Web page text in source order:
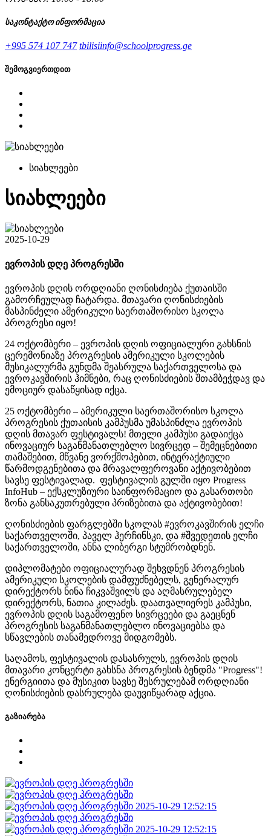
საკონტაქტო ინფორმაცია
+995 574 107 747 tbilisiinfo@schoolprogress.ge
შემოგვიერთდით
სიახლეები
სიახლეები
2025-10-29
ევროპის დღე პროგრესში
ევროპის დღის ორდღიანი ღონისძიება ქუთაისში
გამორჩეულად ჩატარდა. მთავარი ღონისძიების
მასპინძელი ამერიკული საერთაშორისო სკოლა
პროგრესი იყო!
24 ოქტომბერი – ევროპის დღის ოფიციალური გახსნის
ცერემონიაზე პროგრესის ამერიკული სკოლების
მუსიკალურმა გუნდმა შეასრულა საქართველოსა და
ევროკავშირის ჰიმნები, რაც ღონისძიების შთამბეჭდავ და
ემოციურ დასაწყისად იქცა.
25 ოქტომბერი – ამერიკული საერთაშორისო სკოლა
პროგრესის ქუთაისის კამპუსმა უმასპინძლა ევროპის
დღის მთავარ ფესტივალს! მთელი კამპუსი გადაიქცა
ინოვაციურ საგანმანათლებლო სივრცედ – შემეცნებითი
თამაშებით, მწვანე ვორქშოპებით, ინტერაქტიული
წარმოდგენებითა და მრავალფეროვანი აქტივობებით
სავსე ფესტივალად. ფესტივალის გულში იყო Progress
InfoHub – ექსკლუზიური საინფორმაციო და გასართობი
ზონა განსაკუთრებული პრიზებითა და აქტივობებით!
ღონისძიების ფარგლებში სკოლას #ევროკავშირის ელჩი
საქართველოში, პაველ ჰერჩინსკი, და #შვედეთის ელჩი
საქართველოში, ანნა ლიბერგი სტუმრობდნენ.
დიპლომატები ოფიციალურად შეხვდნენ პროგრესის
ამერიკული სკოლების დამფუძნებელს, გენერალურ
დირექტორს ნინა ჩიკვაშვილს და აღმასრულებელ
დირექტორს, ნათია კილაძეს. დაათვალიერეს კამპუსი,
ევროპის დღის საგამოფენო სივრცეები და გაეცნენ
პროგრესის საგანმანათლებლო ინოვაციებსა და
სწავლების თანამედროვე მიდგომებს.
საღამოს, ფესტივალის დასასრულს, ევროპის დღის
მთავარი კონცერტი გახსნა პროგრესის ბენდმა "Progress"!
ენერგიითა და მუსიკით სავსე შესრულებამ ორდღიანი
ღონისძიების დასრულება დაუვიწყარად აქცია.
გაზიარება